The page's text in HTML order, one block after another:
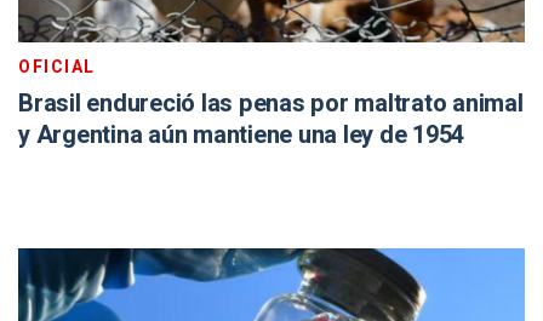
OFICIAL
Brasil endureció las penas por maltrato animal
y Argentina aún mantiene una ley de 1954